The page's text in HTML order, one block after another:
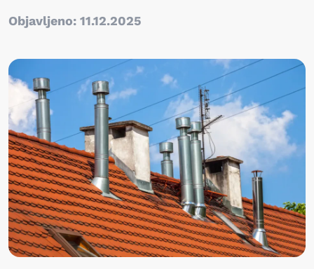
Objavljeno: 11.12.2025